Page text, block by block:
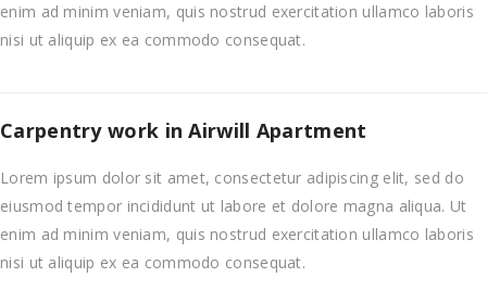
enim ad minim veniam, quis nostrud exercitation ullamco laboris
nisi ut aliquip ex ea commodo consequat.
Carpentry work in Airwill Apartment
Lorem ipsum dolor sit amet, consectetur adipiscing elit, sed do
eiusmod tempor incididunt ut labore et dolore magna aliqua. Ut
enim ad minim veniam, quis nostrud exercitation ullamco laboris
nisi ut aliquip ex ea commodo consequat.